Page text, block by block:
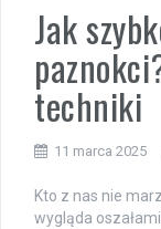
Jak
techniki
11 marca 2025
Kto z nas nie
wygląda